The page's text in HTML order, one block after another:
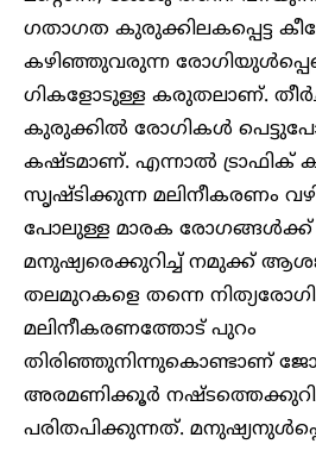
ഗതാ​ഗത കുരുക്കിലകപ്പെട്ട
കഴിഞ്ഞുവരുന്ന
ഗികളോട‌ുള്ള കരുതലാണ്.
കുരുക്കിൽ രോ​ഗികൾ
കഷ്ടമാണ്. എന്നാൽ
സൃഷ്ടിക്കുന്ന മലിനീകരണം
പോലുള്ള മാരക രോ​ഗങ്ങൾക്ക്
മനുഷ്യരെക്കുറിച്ച് നമുക്ക്
തലമുറകളെ തന്നെ
മലിനീകരണത്തോ‌ട് പുറം
തിരിഞ്ഞുനിന്നുകൊണ്ടാണ്
അരമണിക്കൂർ
പരിതപിക്കുന്നത്.